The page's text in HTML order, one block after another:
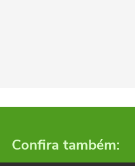
Confira também: